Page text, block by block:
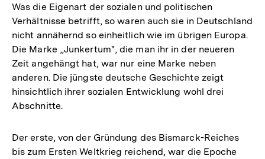
Was die Eigenart der sozialen und politischen
Verhältnisse betrifft, so waren auch sie in Deutschland
nicht annähernd so einheitlich wie im übrigen Europa.
Die Marke „Junkertum", die man ihr in der neueren
Zeit angehängt hat, war nur eine Marke neben
anderen. Die jüngste deutsche Geschichte zeigt
hinsichtlich ihrer sozialen Entwicklung wohl drei
Abschnitte.
Der erste, von der Gründung des Bismarck-Reiches
bis zum Ersten Weltkrieg reichend, war die Epoche